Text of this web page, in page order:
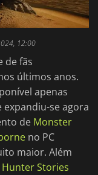
12:00
de fãs
últimos anos.
apenas
expandiu-se agora
de Monster
no PC
maior. Além
Stories